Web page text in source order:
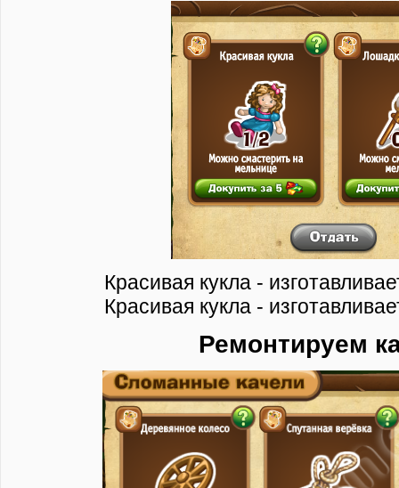
Красивая кукла -
Красивая кукла -
Ремонтируем